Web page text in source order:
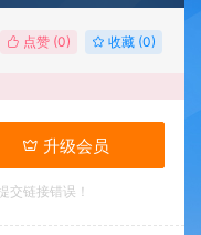
点赞 (0) 收藏 (0)
升级会员
交链接错误！